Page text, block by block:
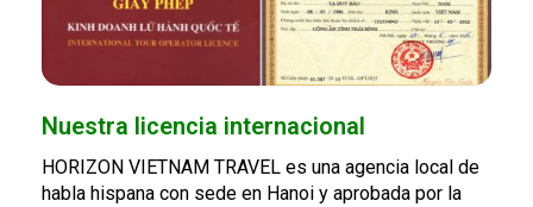
Nuestra licencia internacional
HORIZON VIETNAM TRAVEL es una agencia local de
habla hispana con sede en Hanoi y aprobada por la